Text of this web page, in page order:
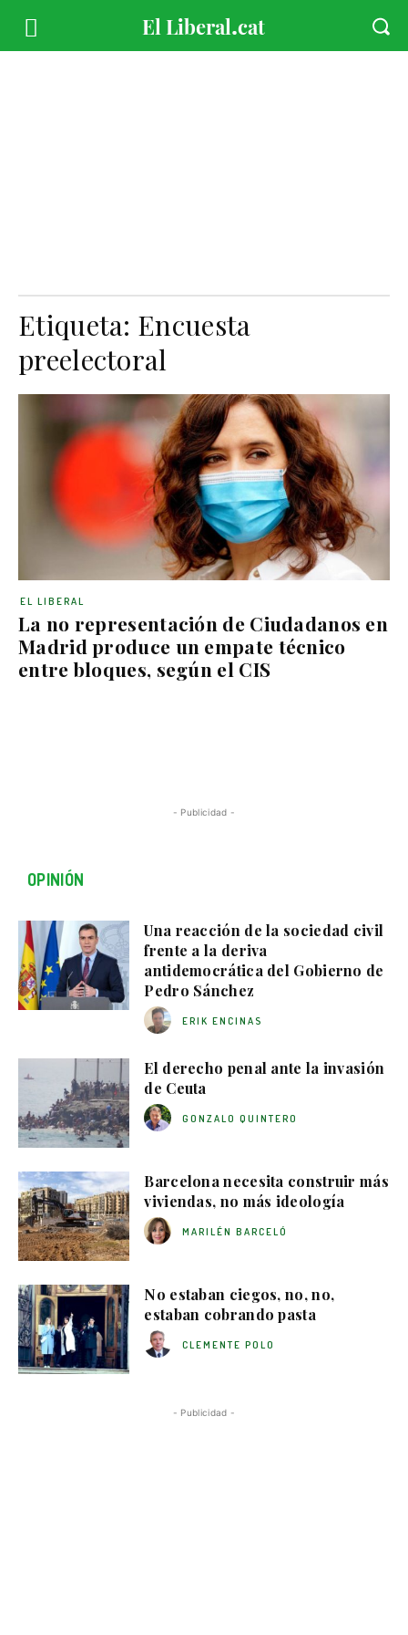
Etiqueta: Encuesta
preelectoral
La no representación de Ciudadanos en
Madrid produce un empate técnico
entre bloques, según el CIS
EL LIBERAL
- Publicidad -
OPINIÓN
Una reacción de la sociedad civil
frente a la deriva
antidemocrática del Gobierno de
Pedro Sánchez
ERIK ENCINAS
El derecho penal ante la invasión
de Ceuta
GONZALO QUINTERO
Barcelona necesita construir más
viviendas, no más ideología
MARILÉN BARCELÓ
No estaban ciegos, no, no,
estaban cobrando pasta
CLEMENTE POLO
- Publicidad -